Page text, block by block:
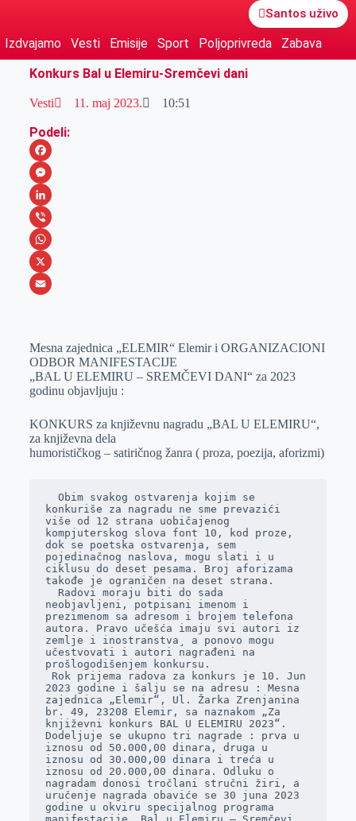
Santos uživo
Izdvajamo Vesti Emisije Sport Poljoprivreda
Zabava
Konkurs Bal u Elemiru-Sremčevi dani
Vesti 11. maj 2023. 10:51
Podeli:
F
a
c
e
b
o
M
e
s
s
e
e
L
i
n
k
I
n
V
i
b
W
h
s
A
p
p
X
a
l
Mesna zajednica „ELEMIR“ Elemir i ORGANIZACIONI
ODBOR MANIFESTACIJE
„BAL U ELEMIRU – SREMČEVI DANI“ za 2023
godinu objavljuju :
KONKURS za književnu nagradu „BAL U ELEMIRU“,
za književna dela
humorističkog – satiričnog žanra ( proza, poezija, aforizmi)
konkuriše za nagradu ne sme prevazići
više od 12 strana uobičajenog
kompjuterskog slova font 10, kod proze,
dok se poetska ostvarenja, sem
pojedinačnog naslova, mogu slati i u
ciklusu do deset pesama. Broj aforizama
takođe je ograničen na deset strana.
neobjavljeni, potpisani imenom i
prezimenom sa adresom i brojem telefona
autora. Pravo učešća imaju svi autori iz
zemlje i inostranstva¸ a ponovo mogu
učestvovati i autori nagrađeni na
prošlogodišenjem konkursu.
2023 godine i šalju se na adresu : Mesna
zajednica „Elemir“, Ul. Žarka Zrenjanina
br. 49, 23208 Elemir, sa naznakom „Za
književni konkurs BAL U ELEMIRU 2023“.
Dodeljuje se ukupno tri nagrade : prva u
iznosu od 50.000,00 dinara, druga u
iznosu od 30.000,00 dinara i treća u
iznosu od 20.000,00 dinara. Odluku o
nagradam donosi tročlani stručni žiri, a
uručenje nagrada obaviće se 30 juna 2023
godine u okviru specijalnog programa